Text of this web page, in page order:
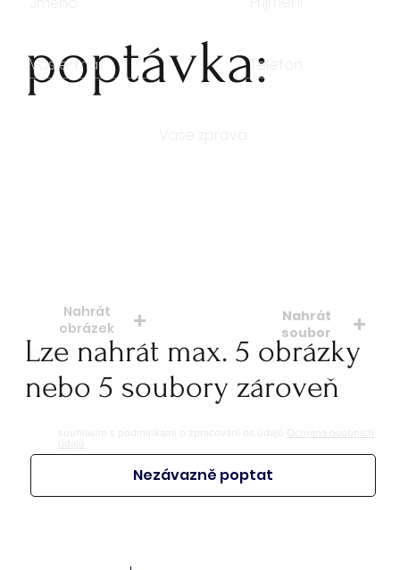
poptávka:
Nahrát
obrázek
soubory: jpeg, jpg, png
Nahrát
soubor
soubory: doc. pdf.
Lze nahrát max. 5 obrázky
nebo 5 soubory zároveň
souhlasím s podmínkami o zpracování os.údajů
Ochrana osobních
údajů
Nezávazně poptat